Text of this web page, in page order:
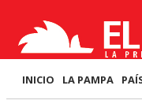
INICIO LA PAMPA